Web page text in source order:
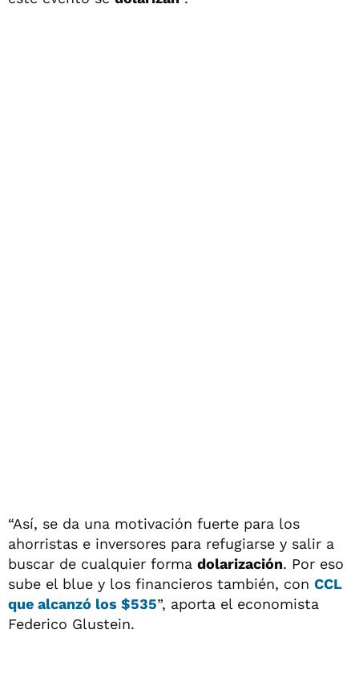
“Así, se da una motivación fuerte para los
ahorristas e inversores para refugiarse y salir a
buscar de cualquier forma dolarización. Por eso
sube el blue y los financieros también, con CCL
que alcanzó los $535”, aporta el economista
Federico Glustein.